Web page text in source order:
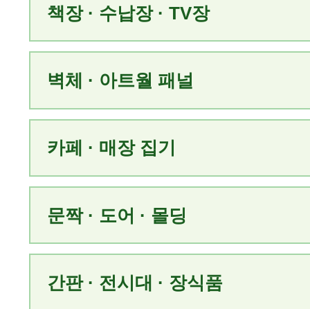
책장 · 수납장 · TV장
벽체 · 아트월 패널
카페 · 매장 집기
문짝 · 도어 · 몰딩
간판 · 전시대 · 장식품